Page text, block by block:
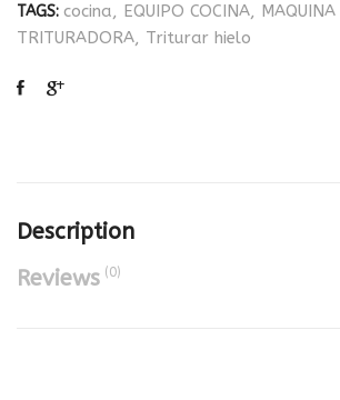
TAGS: cocina, EQUIPO COCINA,
TRITURADORA, Triturar hielo
Description
Reviews(0)